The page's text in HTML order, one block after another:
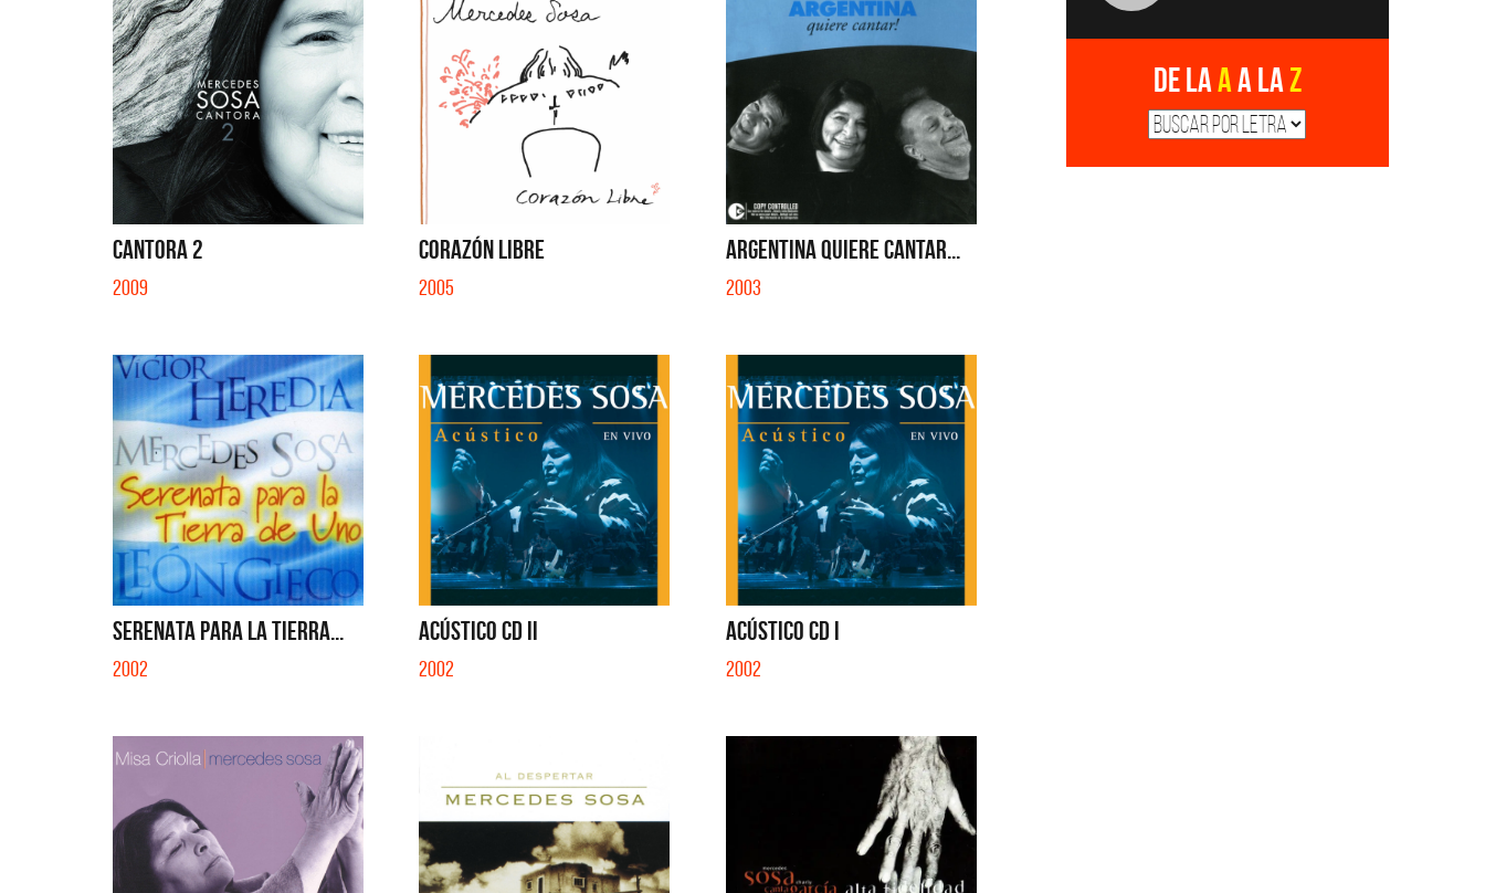
CANTORA 2
2009
CORAZÓN LIBRE
2005
ARGENTINA QUIERE CANTAR...
2003
SERENATA PARA LA TIERRA...
2002
ACÚSTICO CD II
2002
ACÚSTICO CD I
2002
De laAa laZ